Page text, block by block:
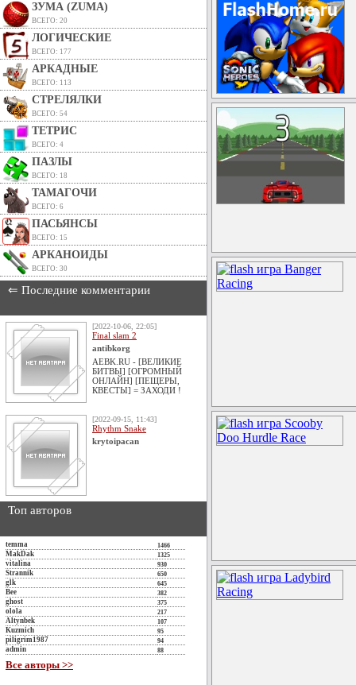
ЗУМА (ZUMA)
ВСЕГО: 20
ЛОГИЧЕСКИЕ
ВСЕГО: 177
АРКАДНЫЕ
ВСЕГО: 113
СТРЕЛЯЛКИ
ВСЕГО: 54
ТЕТРИС
ВСЕГО: 4
ПАЗЛЫ
ВСЕГО: 18
ТАМАГОЧИ
ВСЕГО: 6
ПАСЬЯНСЫ
ВСЕГО: 15
АРКАНОИДЫ
ВСЕГО: 30
⇐ Последние комментарии
[2022-10-06, 22:05]
Final slam 2
antibkorg
AEBK.RU - [ВЕЛИКИЕ
БИТВЫ] [ОГРОМНЫЙ
ОНЛАЙН] [ПЕЩЕРЫ,
КВЕСТЫ] = ЗАХОДИ !
[2022-09-15, 11:43]
Rhythm Snake
krytoipacan
Топ авторов
temma 1466
MakDak 1325
vitalina 930
Strannik 650
glk 645
Bee 382
ghost 375
olola 217
Altynbek 107
Kuzmich 95
piligrim1987 94
admin 88
Все авторы >>